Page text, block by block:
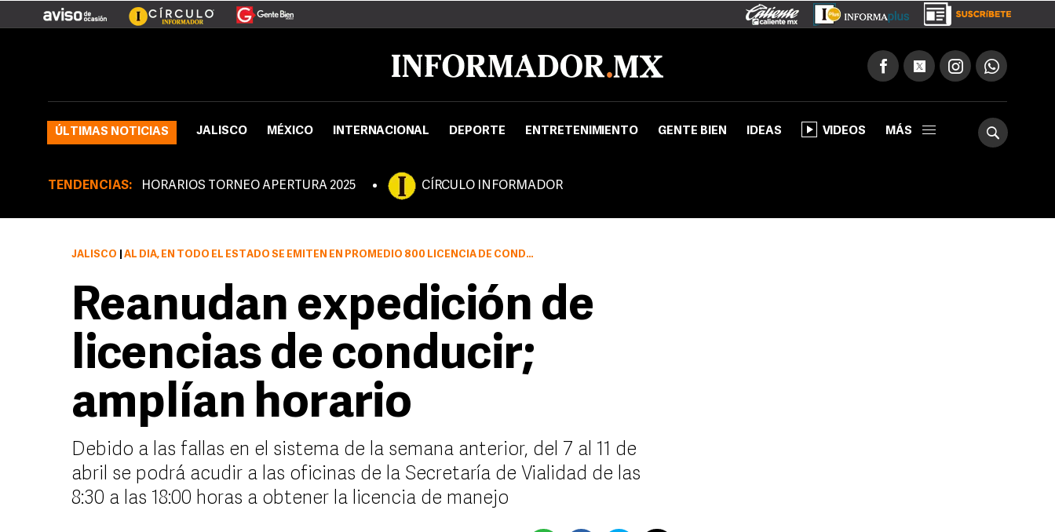
ÚLTIMAS NOTICIAS JALISCO MÉXICO INTERNACIONAL DEPORTE ENTRETENIMIENTO GENTE BIEN IDEAS VIDEOS MÁS
TENDENCIAS: HORARIOS TORNEO APERTURA 2025 CÍRCULO INFORMADOR
JALISCO AL DÍA, EN TODO EL ESTADO SE EMITEN EN PROMEDIO 800 LICENCIA DE CONDUCIR NUEVAS O REFRENDO.
Reanudan expedición de
licencias de conducir;
amplían horario
Debido a las fallas en el sistema de la semana anterior, del 7 al 11 de
abril se podrá acudir a las oficinas de la Secretaría de Vialidad de las
8:30 a las 18:00 horas a obtener la licencia de manejo